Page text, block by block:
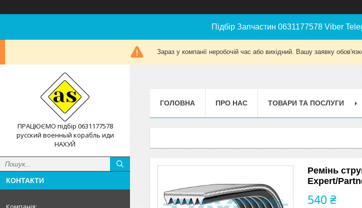
Підбір Запчастин 0631177578 Viber
Зараз у компанії неробочій час або вихідний. Вашу заявку
ПРАЦЮЄМО підбір 0631177578
русский военный корабль иди
НАХУЙ
КОНТАКТИ
ГОЛОВНА ПРО НАС ТОВАРИ ТА ПОСЛУГИ
Ремінь
Expert/
540 ₴